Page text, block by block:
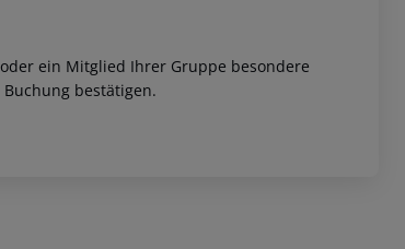
ein Mitglied Ihrer Gruppe besondere
bestätigen.